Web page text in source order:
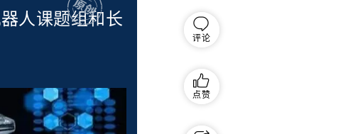
人课题组和长
评论
点赞